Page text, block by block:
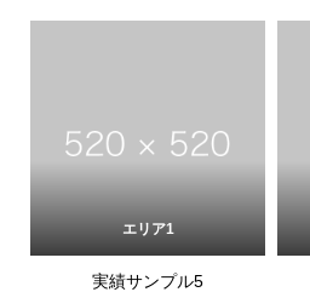
エリア1
実績サンプル5